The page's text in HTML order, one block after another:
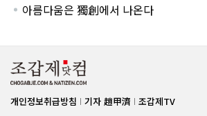
아름다움은 獨創에서 나온다
개인정보취급방침 기자 趙甲濟
조갑제TV